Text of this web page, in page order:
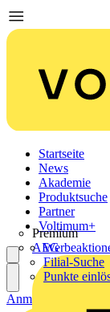
Startseite
News
Akademie
Produktsuche
Partner
Premium
AEG
Voltimum+
Filial-Suche
Punkte
Anmelden